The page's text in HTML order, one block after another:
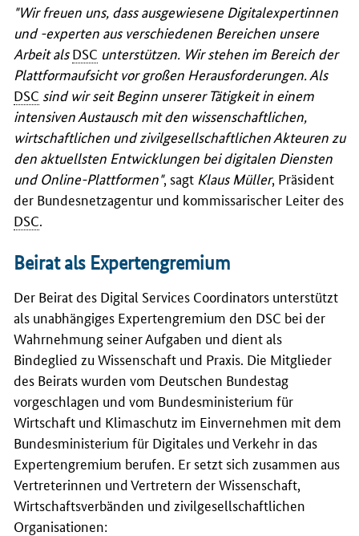
"Wir freuen uns, dass ausgewiesene Digitalexpertinnen
und -experten aus verschiedenen Bereichen unsere
Arbeit alsDSC unterstützen. Wir stehen im Bereich der
Plattformaufsicht vor großen Herausforderungen. Als
DSC sind wir seit Beginn unserer Tätigkeit in einem
intensiven Austausch mit den wissenschaftlichen,
wirtschaftlichen und zivilgesellschaftlichen Akteuren zu
den aktuellsten Entwicklungen bei digitalen Diensten
und Online-Plattformen", sagt Klaus Müller, Präsident
der Bundesnetzagentur und kommissarischer Leiter des
DSC
Beirat als Expertengremium
Der Beirat des Digital Services Coordinators unterstützt
als unabhängiges Expertengremium den DSC bei der
Wahrnehmung seiner Aufgaben und dient als
Bindeglied zu Wissenschaft und Praxis. Die Mitglieder
des Beirats wurden vom Deutschen Bundestag
vorgeschlagen und vom Bundesministerium für
Wirtschaft und Klimaschutz im Einvernehmen mit dem
Bundesministerium für Digitales und Verkehr in das
Expertengremium berufen. Er setzt sich zusammen aus
Vertreterinnen und Vertretern der Wissenschaft,
Wirtschaftsverbänden und zivilgesellschaftlichen
Organisationen: